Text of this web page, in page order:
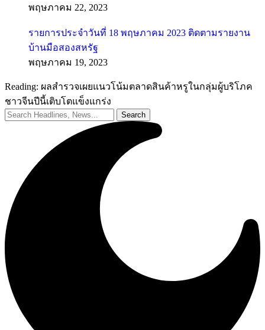
พฤษภาคม 22, 2023
รายการประจำวันที่ 18 พฤษภาคม 2023 ติดตามรายงาน
บ้านมือสองสหรัฐ
พฤษภาคม 19, 2023
Reading: ผลสำรวจเผยแนวโน้มตลาดสินค้าหรูในกลุ่มผู้บริโภค
ชาวจีนปีนี้เติบโตแข็งแกร่ง